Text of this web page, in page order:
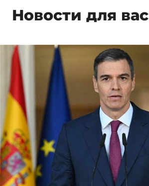
Новости для вас